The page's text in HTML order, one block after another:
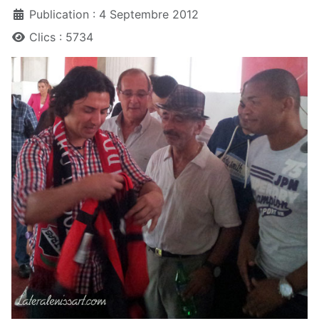
Publication : 4 Septembre 2012
Clics : 5734